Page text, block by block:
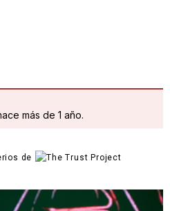
más de 1 año.
de